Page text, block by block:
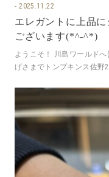
2025.11.22
エレガントに上品
ございます(*^-^*)
ようこそ！ 川島ワールド
げさまでトンプキンス佐野